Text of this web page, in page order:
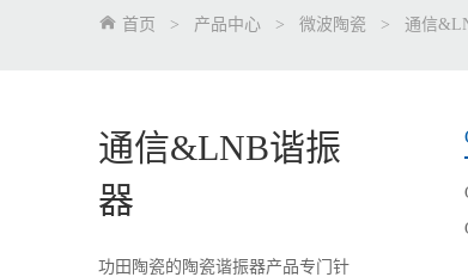
首页 > 产品中心 > 微波陶瓷 > 通信
通信&LNB谐振
器
功田陶瓷的陶瓷谐振器产品专门针